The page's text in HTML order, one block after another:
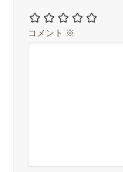
コメント ※